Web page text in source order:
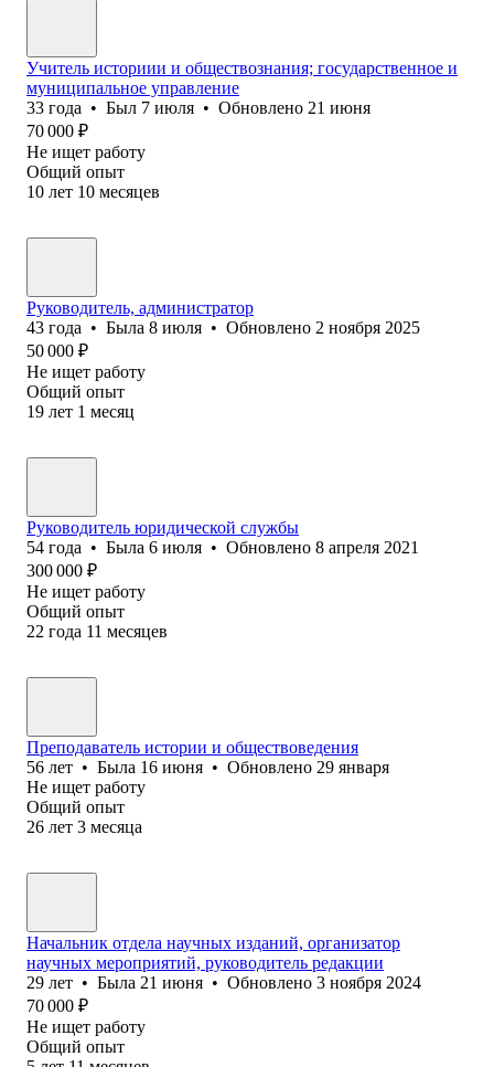
Учитель историии и обществознания; государственное и
муниципальное управление
33 года • Был 7 июля • Обновлено 21 июня
70 000 ₽
Не ищет работу
Общий опыт
10 лет 10 месяцев
Руководитель, администратор
43 года • Была 8 июля • Обновлено 2 ноября 2025
50 000 ₽
Не ищет работу
Общий опыт
19 лет 1 месяц
Руководитель юридической службы
54 года • Была 6 июля • Обновлено 8 апреля 2021
300 000 ₽
Не ищет работу
Общий опыт
22 года 11 месяцев
Преподаватель истории и обществоведения
56 лет • Была 16 июня • Обновлено 29 января
Не ищет работу
Общий опыт
26 лет 3 месяца
Начальник отдела научных изданий, организатор
научных мероприятий, руководитель редакции
29 лет • Была 21 июня • Обновлено 3 ноября 2024
70 000 ₽
Не ищет работу
Общий опыт